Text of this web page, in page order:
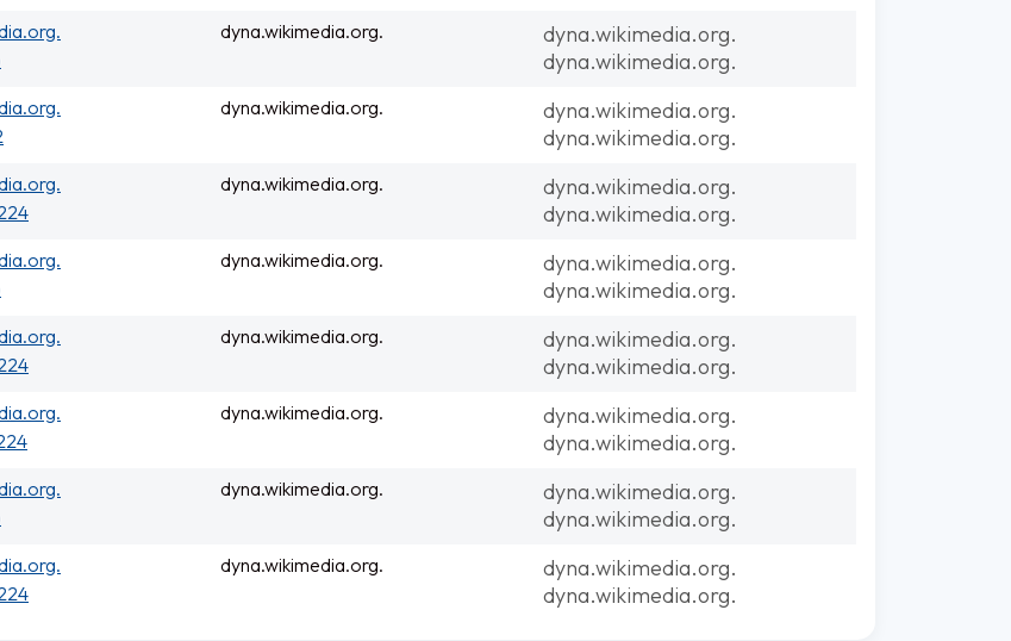
dyna.wikimedia.org.
dyna.wikimedia.org.
dyna.wikimedia.org.
dyna.wikimedia.org.
dyna.wikimedia.org.
dyna.wikimedia.org.
dyna.wikimedia.org.
dyna.wikimedia.org.
dyna.wikimedia.org.
dyna.wikimedia.org.
dyna.wikimedia.org.
dyna.wikimedia.org.
dyna.wikimedia.org.
dyna.wikimedia.org.
dyna.wikimedia.org.
dyna.wikimedia.org.
dyna.wikimedia.org.
dyna.wikimedia.org.
dyna.wikimedia.org.
dyna.wikimedia.org.
dyna.wikimedia.org.
dyna.wikimedia.org.
dyna.wikimedia.org.
dyna.wikimedia.org.